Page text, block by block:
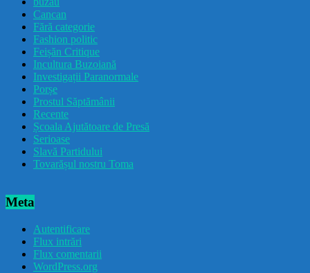
Cancan
Fără categorie
Fashion politic
Feișăn Critique
Incultura Buzoiană
Investigații Paranormale
Porșe
Prostul Săptămânii
Recente
Școala Ajutătoare de Presă
Serioase
Slavă Partidului
Tovarășul nostru Toma
Meta
Autentificare
Flux intrări
Flux comentarii
WordPress.org